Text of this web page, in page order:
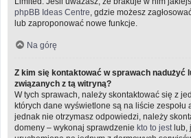
phpBB Ideas Centre , gdzie możesz
lub zaproponować nowe funkcje.
Na górę
Z kim się kontaktować w sprawach nadużyć
związanych z tą witryną?
W tych sprawach, należy skontaktować się z
których dane wyświetlone są na liście zespołu
jednak nie otrzymasz odpowiedzi, należy
domeny – wykonaj sprawdzenie kto to jest lub,